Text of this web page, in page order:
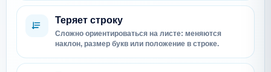
Теряет строку
Сложно ориентироваться на листе: меняются
наклон, размер букв или положение в строке.